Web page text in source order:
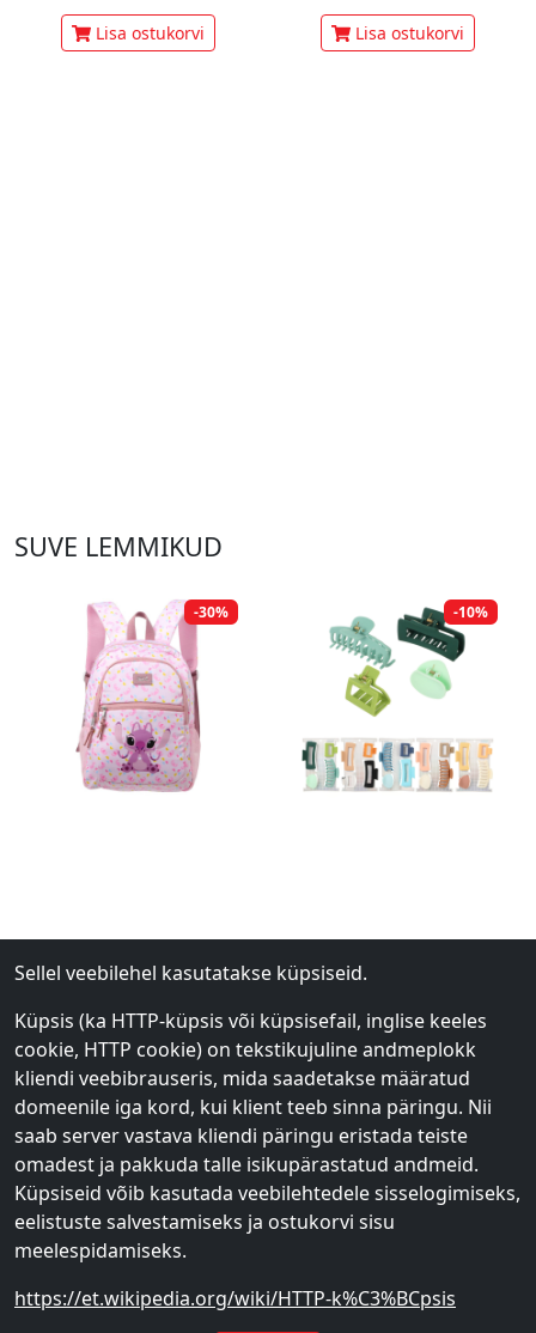
Lisa ostukorvi Lisa ostukorvi
SUVE LEMMIKUD
-30% -10%
Sellel veebilehel kasutatakse küpsiseid.
Küpsis (ka HTTP-küpsis või küpsisefail, inglise keeles
cookie, HTTP cookie) on tekstikujuline andmeplokk
kliendi veebibrauseris, mida saadetakse määratud
domeenile iga kord, kui klient teeb sinna päringu. Nii
saab server vastava kliendi päringu eristada teiste
omadest ja pakkuda talle isikupärastatud andmeid.
Küpsiseid võib kasutada veebilehtedele sisselogimiseks,
eelistuste salvestamiseks ja ostukorvi sisu
meelespidamiseks.
https://et.wikipedia.org/wiki/HTTP-k%C3%BCpsis